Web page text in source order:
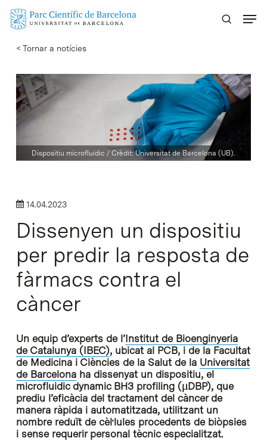
Skip
content
< Tornar a notícies
Dispositiu microfluídic / Crèdit: Universitat de Barcelona (UB).
14.04.2023
Dissenyen un dispositiu
per predir la resposta de
fàrmacs contra el
càncer
Un equip d’experts de l’Institut de Bioenginyeria
de Catalunya (IBEC), ubicat al PCB, i de la Facultat
de Medicina i Ciències de la Salut de la Universitat
de Barcelonaha dissenyat un dispositiu, el
microfluidic dynamic BH3 profiling (μDBP), que
prediu l’eficàcia del tractament del càncer de
manera ràpida i automatitzada, utilitzant un
nombre reduït de cèl·lules procedents de biòpsies
i sense requerir personal tècnic especialitzat.